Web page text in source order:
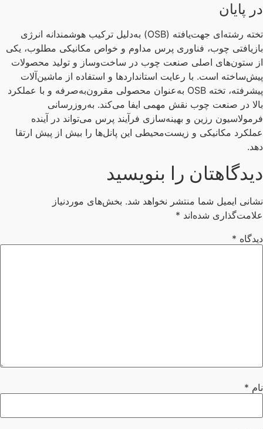
پایان
تخته رشته‌ای جهت‌یافته (OSB) به‌دلیل ترکیب هوشمندانه انرژی
چوب، فناوری پرس مداوم و خواص مکانیکی مطلوب، یکی
ستون‌های اصلی صنعت چوب در ساخت‌وساز و تولید محصولات
است. با رعایت استانداردها و استفاده از ماشین‌آلات
پیشرفته، تخته OSB به‌عنوان محصولی مقرون‌به‌صرفه و با عملکرد
در صنعت چوب نقش مهمی ایفا می‌کند. به‌روزرسانی
رزین و بهینه‌سازی فرآیند پرس می‌تواند در آینده
مکانیکی و زیست‌محیطی این پانل‌ها را بیش از پیش ارتقا
را بنویسید
ایمیل شما منتشر نخواهد شد. بخش‌های موردنیاز
شده‌اند*
*
*